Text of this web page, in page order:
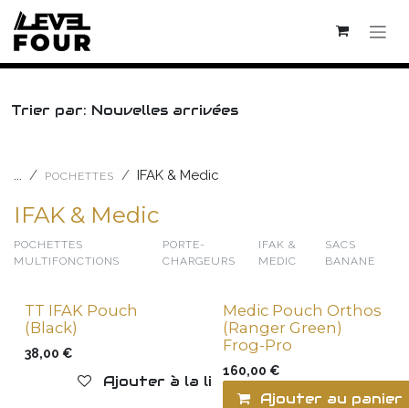
Se rendre au contenu
Trier par: Nouvelles arrivées
... POCHETTES IFAK & Medic
IFAK & Medic
POCHETTES
MULTIFONCTIONS
PORTE-
CHARGEURS
IFAK &
MEDIC
SACS
BANANE
TT IFAK Pouch
(Black)
38,00 €
Ajouter à la liste de souhaits
Medic Pouch Orthos
(Ranger Green)
Frog-Pro
160,00 €
Ajouter au panier